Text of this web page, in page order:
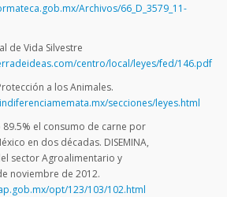
Archivos/66_D_3579_11-
de Vida Silvestre
centro/local/leyes/fed/146.pdf
a los Animales.
secciones/leyes.html
89.5% el consumo de carne por
en dos décadas. DISEMINA,
sector Agroalimentario y
noviembre de 2012.
opt/123/103/102.html